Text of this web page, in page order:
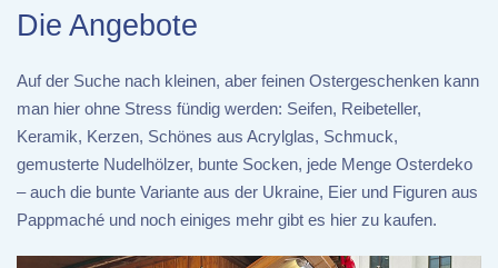
Die Angebote
Auf der Suche nach kleinen, aber feinen Ostergeschenken kann
man hier ohne Stress fündig werden: Seifen, Reibeteller,
Keramik, Kerzen, Schönes aus Acrylglas, Schmuck,
gemusterte Nudelhölzer, bunte Socken, jede Menge Osterdeko
– auch die bunte Variante aus der Ukraine, Eier und Figuren aus
Pappmaché und noch einiges mehr gibt es hier zu kaufen.